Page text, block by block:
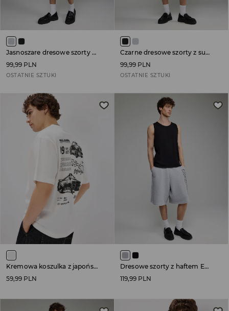
Jasnoszare dresowe szorty z surowo wykończonymi brzegami
99,99 PLN
OSTATNIE SZTUKI
Czarne dresowe szorty z surowo wykończonymi brzegami
99,99 PLN
OSTATNIE SZTUKI
Kremowa koszulka z japońskim nadrukiem i samochodami
59,99 PLN
Dresowe szorty z haftem Euphoria szare
119,99 PLN